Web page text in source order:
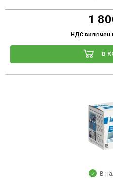
1
НДС включен
В
В